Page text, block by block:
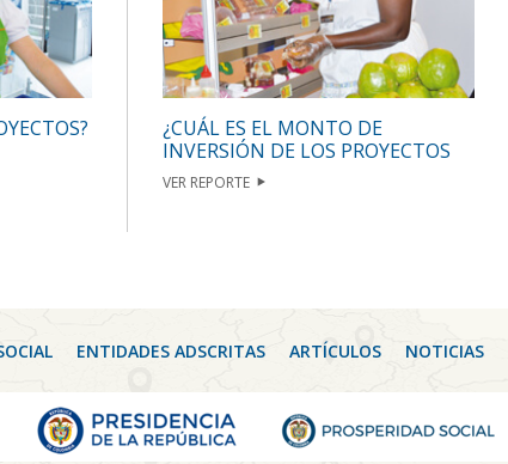
¿CUÁL ES EL MONTO DE
INVERSIÓN DE LOS PROYECTOS
VER REPORTE
ENTIDADES ADSCRITAS ARTÍCULOS NOTICIAS